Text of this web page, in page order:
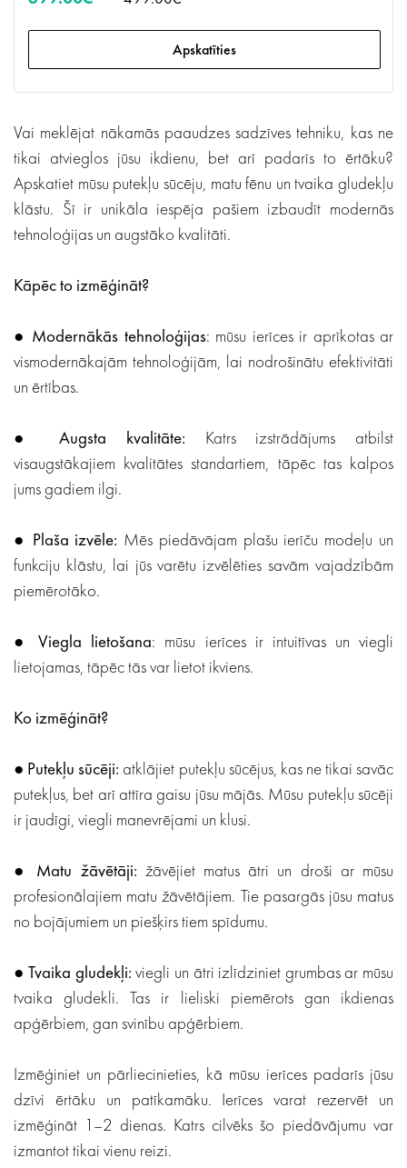
Apskatīties
Vai meklējat nākamās paaudzes sadzīves tehniku, kas ne
tikai atvieglos jūsu ikdienu, bet arī padarīs to ērtāku?
Apskatiet mūsu putekļu sūcēju, matu fēnu un tvaika gludekļu
klāstu. Šī ir unikāla iespēja pašiem izbaudīt modernās
tehnoloģijas un augstāko kvalitāti.
Kāpēc to izmēģināt?
● Modernākās tehnoloģijas: mūsu ierīces ir aprīkotas ar
vismodernākajām tehnoloģijām, lai nodrošinātu efektivitāti
un ērtības.
●Augsta kvalitāte: Katrs izstrādājums atbilst
visaugstākajiem kvalitātes standartiem, tāpēc tas kalpos
jums gadiem ilgi.
● Plaša izvēle: Mēs piedāvājam plašu ierīču modeļu un
funkciju klāstu, lai jūs varētu izvēlēties savām vajadzībām
piemērotāko.
●Viegla lietošana: mūsu ierīces ir intuitīvas un viegli
lietojamas, tāpēc tās var lietot ikviens.
Ko izmēģināt?
● Putekļu sūcēji: atklājiet putekļu sūcējus, kas ne tikai savāc
putekļus, bet arī attīra gaisu jūsu mājās. Mūsu putekļu sūcēji
ir jaudīgi, viegli manevrējami un klusi.
● Matu žāvētāji: žāvējiet matus ātri un droši ar mūsu
profesionālajiem matu žāvētājiem. Tie pasargās jūsu matus
no bojājumiem un piešķirs tiem spīdumu.
●Tvaika gludekļi: viegli un ātri izlīdziniet grumbas ar mūsu
tvaika gludekli. Tas ir lieliski piemērots gan ikdienas
apģērbiem, gan svinību apģērbiem.
Izmēģiniet un pārliecinieties, kā mūsu ierīces padarīs jūsu
dzīvi ērtāku un patīkamāku. Ierīces varat rezervēt un
izmēģināt 1–2 dienas. Katrs cilvēks šo piedāvājumu var
izmantot tikai vienu reizi.